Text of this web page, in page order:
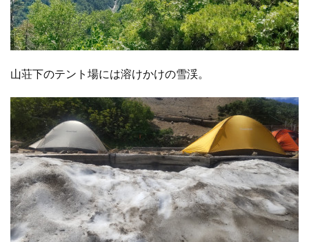
山荘下のテント場には溶けかけの雪渓。